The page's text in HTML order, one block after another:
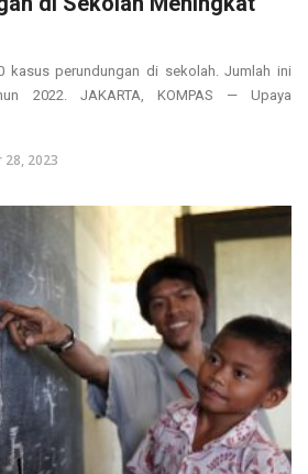
kasus perundungan di sekolah. Jumlah ini
2022. JAKARTA, KOMPAS — Upaya
28, 2023